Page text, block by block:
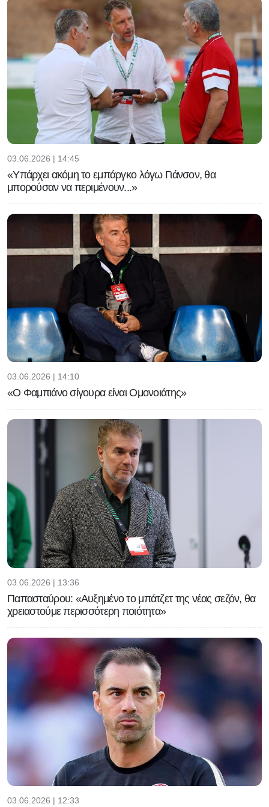
03.06.2026 | 14:45
«Υπάρχει ακόμη το εμπάργκο λόγω Γιάνσον, θα
μπορούσαν να περιμένουν...»
03.06.2026 | 14:10
«Ο Φαμπιάνο σίγουρα είναι Ομονοιάτης»
03.06.2026 | 13:36
Παπασταύρου: «Αυξημένο το μπάτζετ της νέας σεζόν, θα
χρειαστούμε περισσότερη ποιότητα»
03.06.2026 | 12:33